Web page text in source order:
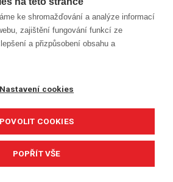
ke shromažďování a analýze informací
zajištění fungování funkcí ze
a přizpůsobení obsahu a
Nastavení cookies
POVOLIT COOKIES
POPŘÍT VŠE